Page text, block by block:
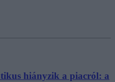
hiányzik a piacról: a